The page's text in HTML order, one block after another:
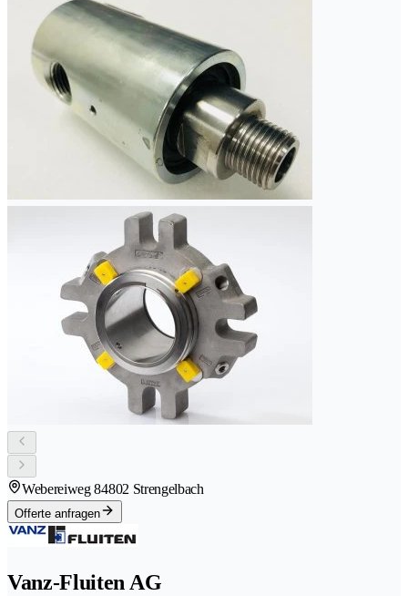
Webereiweg 84802 Strengelbach
Offerte anfragen
Vanz-Fluiten AG